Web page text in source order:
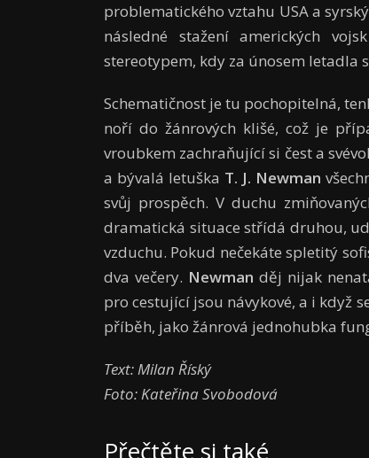
problematického vztahu USA a
následné stažení amerických
stereotypem, kdy za únosem letadla
Schematičnost je tu pochopitelná,
noří do žánrových klišé, což je
vroubkem zachraňující si čest a
a bývalá letuška T. J. Newman
svůj prospěch. V duchu
dramatická situace střídá druhou,
vzduchu. Pokud nečekáte spletitý
dva večery. Newman děj nijak
pro cestující jsou návykové, a i když
příběh, jako žánrová jednohubka
Text: Milan Říský
Foto: Kateřina Svobodová
Přečtěte si také